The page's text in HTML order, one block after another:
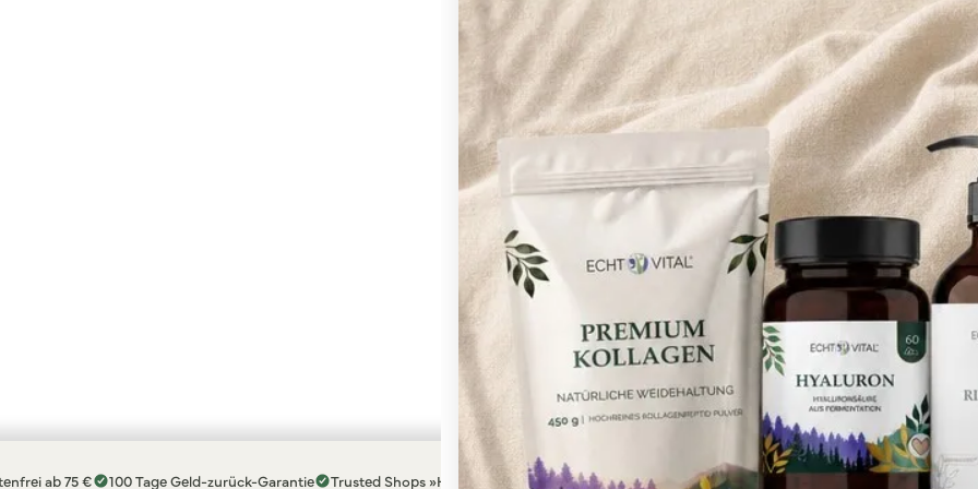
ab 75 € 100 Tage Geld-zurück-Garantie Trusted Shops »Hervorragend« (4,9/5)